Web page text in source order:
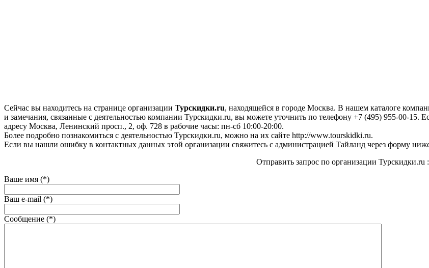
Сейчас вы находитесь на странице организации Турскидки.ru, находящейся в городе Москва. В нашем каталоге
и замечания, связанные с деятельностью компании Турскидки.ru, вы можете уточнить по телефону +7 (495) 955-00-15.
адресу Москва, Ленинский просп., 2, оф. 728 в рабочие часы: пн-сб 10:00-20:00.
Более подробно познакомиться с деятельностью Турскидки.ru, можно на их сайте http://www.tourskidki.ru.
Если вы нашли ошибку в контактных данных этой организации свяжитесь с администрацией Тайланд через форму
Отправить запрос по организации Турскидки.ru :
Ваше имя (*)
Ваш e-mail (*)
Сообщение (*)